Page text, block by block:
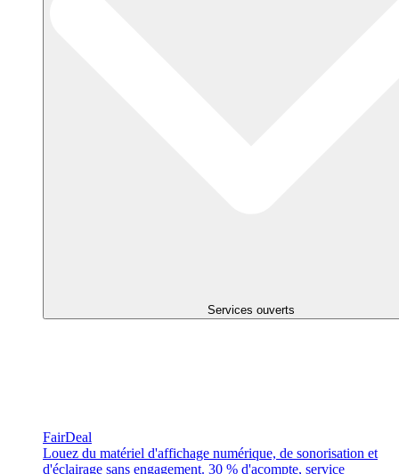
Services ouverts
FairDeal
Louez du matériel d'affichage numérique, de sonorisation et
d'éclairage sans engagement. 30 % d'acompte, service